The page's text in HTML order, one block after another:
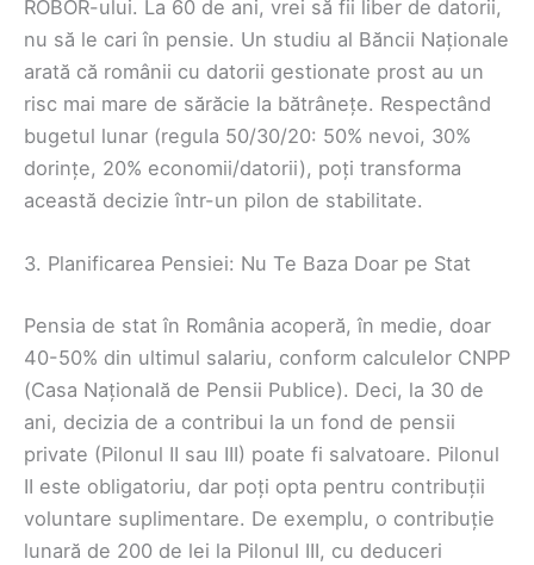
ROBOR-ului. La 60 de ani, vrei să fii liber de datorii,
nu să le cari în pensie. Un studiu al Băncii Naționale
arată că românii cu datorii gestionate prost au un
risc mai mare de sărăcie la bătrânețe. Respectând
bugetul lunar (regula 50/30/20: 50% nevoi, 30%
dorințe, 20% economii/datorii), poți transforma
această decizie într-un pilon de stabilitate.
3. Planificarea Pensiei: Nu Te Baza Doar pe Stat
Pensia de stat în România acoperă, în medie, doar
40-50% din ultimul salariu, conform calculelor CNPP
(Casa Națională de Pensii Publice). Deci, la 30 de
ani, decizia de a contribui la un fond de pensii
private (Pilonul II sau III) poate fi salvatoare. Pilonul
II este obligatoriu, dar poți opta pentru contribuții
voluntare suplimentare. De exemplu, o contribuție
lunară de 200 de lei la Pilonul III, cu deduceri